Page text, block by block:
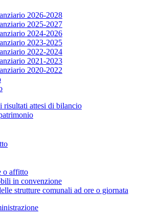
2026-2028
2025-2027
2024-2026
2023-2025
2022-2024
2021-2023
2020-2022
risultati attesi di bilancio
o affitto
in convenzione
strutture comunali ad ore o giornata